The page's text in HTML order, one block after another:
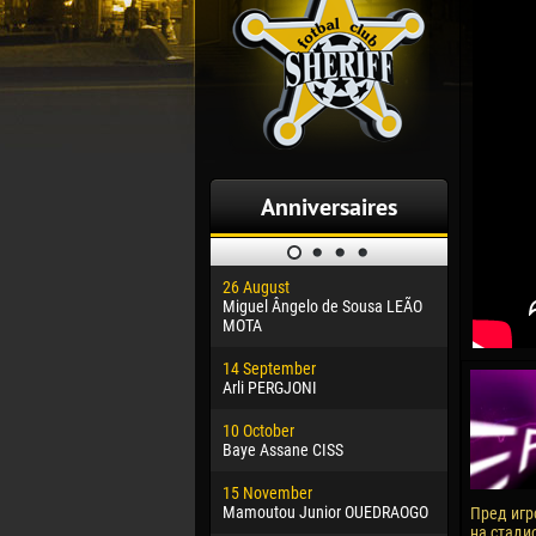
Anniversaires
26 August
Miguel Ângelo de Sousa LEÃO
MOTA
14 September
Arli PERGJONI
10 October
Baye Assane CISS
15 November
Mamoutou Junior OUEDRAOGO
Dhoraso
24 February
Vladislav
Veaceslav
09 March
Emmanuel
Пред